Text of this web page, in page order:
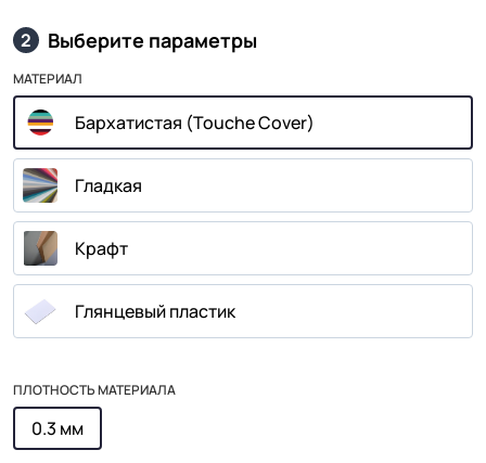
2 Выберите параметры
МАТЕРИАЛ
Бархатистая (Touche Cover)
Гладкая
Крафт
Глянцевый пластик
ПЛОТНОСТЬ МАТЕРИАЛА
0.3 мм